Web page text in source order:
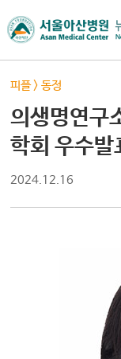
피플>동정
의생명연구
학회 우수발
2024.12.16